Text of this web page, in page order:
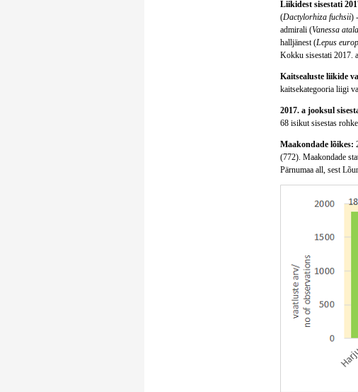
Liikidest sisestati
(Dactylorhiza fuchsii)
admirali (Vanessa
halljänest (Lepus
Kokku sisestati 2017.
Kaitsealuste liikide
kaitsekategooria liigi
2017. a jooksul
68 isikut sisestas
Maakondade lõikes:
(772). Maakondade
Pärnumaa all, sest